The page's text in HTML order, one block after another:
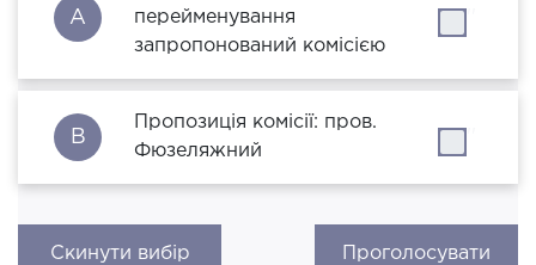
A
перейменування
запропонований комісією
B
Пропозиція комісії: пров.
Фюзеляжний
Скинути вибір Проголосувати